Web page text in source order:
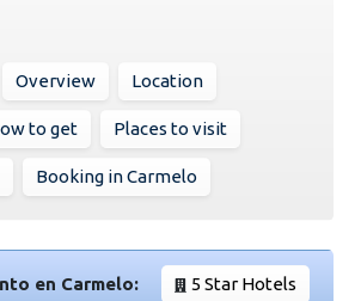
Overview Location
to get Places to visit
Booking in Carmelo
en Carmelo: 5 Star Hotels